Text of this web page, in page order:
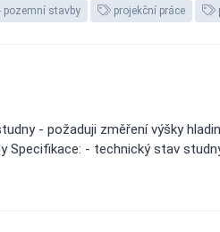
pozemní stavby projekční práce
- požaduji změření výšky
- technický stav